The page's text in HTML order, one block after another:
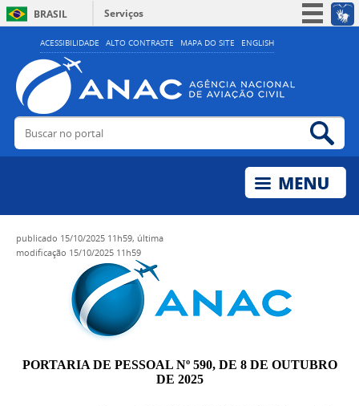
ACESSIBILIDADE ALTO CONTRASTE MAPA DO SITE ENGLISH
BRASIL
Serviços
Simplifique!
Acesso à informação
Legislação
Buscar no portal
publicado 15/10/2025 11h59, última
modificação 15/10/2025 11h59
PORTARIA DE PESSOAL Nº 590, DE 8 DE OUTUBRO
DE 2025